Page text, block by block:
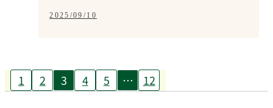
2025/09/10
1 2 3 4 5 … 12